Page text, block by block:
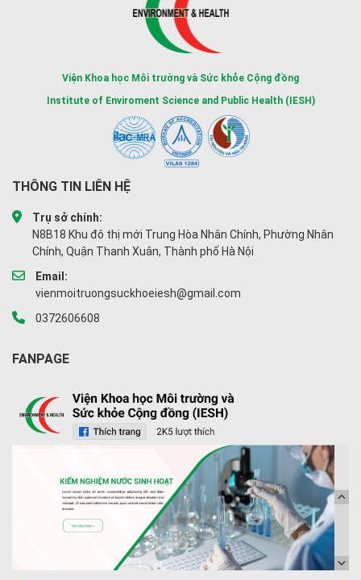
Viện Khoa học Môi trường và Sức khỏe Cộng đồng
Institute of Enviroment Science and Public Health (IESH)
THÔNG TIN LIÊN HỆ
Trụ sở chính:
N8B18 Khu đô thị mới Trung Hòa Nhân Chính, Phường Nhân
Chính, Quận Thanh Xuân, Thành phố Hà Nội
Email:
vienmoitruongsuckhoeiesh@gmail.com
0372606608
FANPAGE